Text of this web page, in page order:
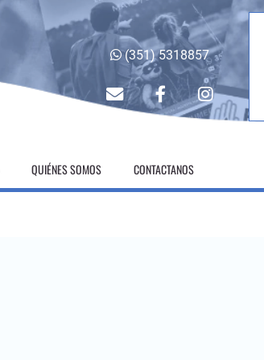
(351) 5318857
envelopefacebookinstagram
QUIÉNES SOMOS CONTACTANOS